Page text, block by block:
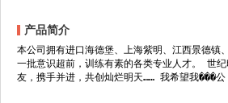
产品简介
本公司拥有进口海德堡、上海紫明、江西景德镇
一批意识超前，训练有素的各类专业人才。 世
友，携手并进，共创灿烂明天…… 我希望我���公